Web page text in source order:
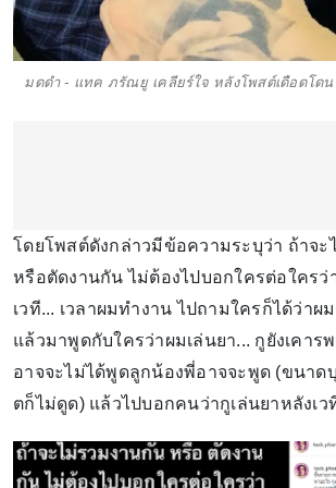
มดดำ - แทค ภรัณยู เคลียร์ใจ หลังโพสต์เดือดโดน
โดยโพสต์ดังกล่าวมีข้อความระบุว่า ถ้าจะ
หรือตัดงานกัน ไม่ต้องไปบอกใครต่อใครว่
เวที... เวลาผมทำงาน ไปถามใครก็ได้ว่าผ
แล้วมาพูดกับใครว่าผมเล่นยา... กูยังเคาร
อาจจะไม่ได้พูดลูกน้องพี่อาจจะพูด (ขนาด
ตก็ไม่ดูด) แล้วไปบอกคนว่ากูเล่นยาหลังเ